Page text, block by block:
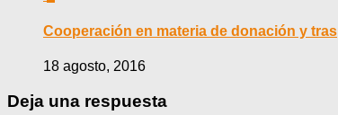
Cooperación en materia de donación y
18 agosto, 2016
Deja una respuesta